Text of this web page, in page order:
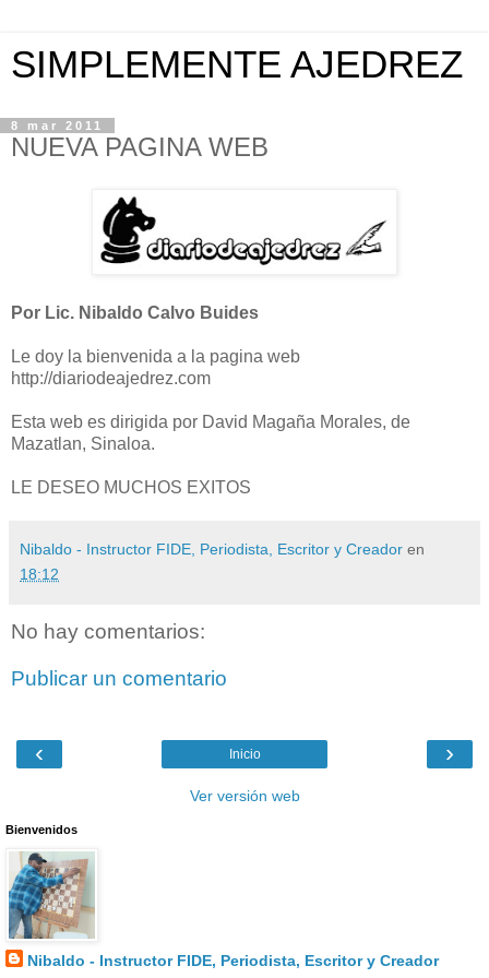
SIMPLEMENTE AJEDREZ
8 mar 2011
NUEVA PAGINA WEB
Por Lic. Nibaldo Calvo Buides
Le doy la bienvenida a la pagina web
http://diariodeajedrez.com
Esta web es dirigida por David Magaña Morales, de
Mazatlan, Sinaloa.
LE DESEO MUCHOS EXITOS
Nibaldo - Instructor FIDE, Periodista, Escritor y Creador en
18:12
No hay comentarios:
Publicar un comentario
‹ ›
Inicio
Ver versión web
Bienvenidos
Nibaldo - Instructor FIDE, Periodista, Escritor y Creador